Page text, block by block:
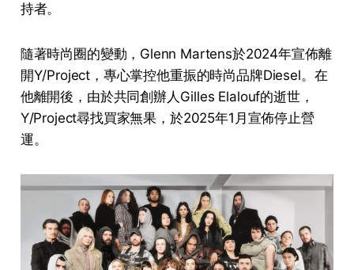
持者。
隨著時尚圈的變動，Glenn Martens於2024年宣佈離
開Y/Project，專心掌控他重振的時尚品牌Diesel。在
他離開後，由於共同創辦人Gilles Elalouf的逝世，
Y/Project尋找買家無果，於2025年1月宣佈停止營
運。